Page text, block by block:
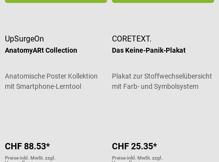
UpSurgeOn
AnatomyARt Collection
Anatomische Poster Kollektion
mit Smartphone-Lerntool
CHF 88.53*
Preise inkl. MwSt. zzgl.
CORETEXT.
Das Keine-Panik-Plakat
Plakat zur Stoffwechselübersicht
mit Farb- und Symbolsystem
CHF 25.35*
Preise inkl. MwSt. zzgl.